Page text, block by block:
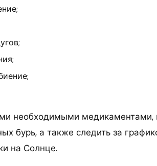
необходимыми медикаментами,
бурь, а также следить за
на Солнце.